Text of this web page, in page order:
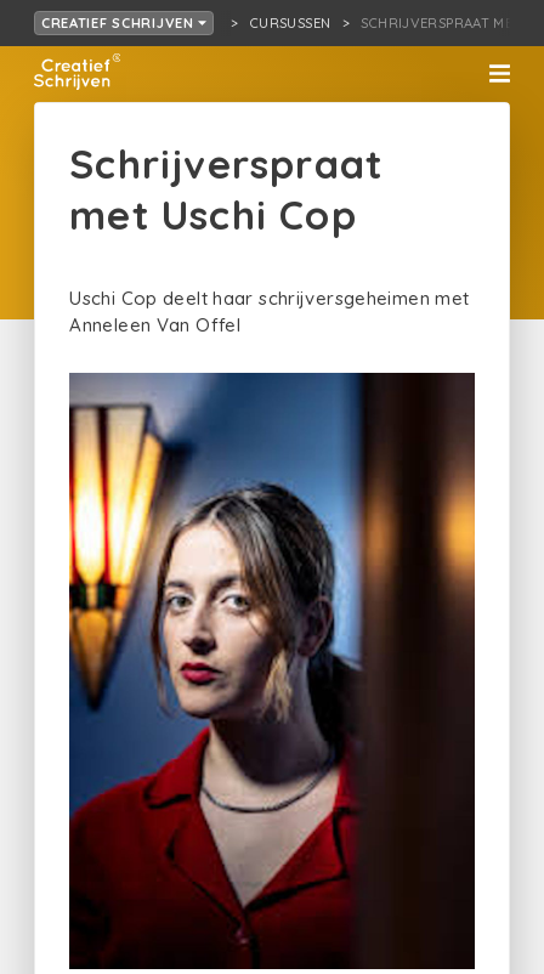
CREATIEF SCHRIJVEN CURSUSSEN SCHRIJVERSPRAAT MET
Schrijverspraat
met Uschi Cop
Uschi Cop deelt haar schrijversgeheimen met
Anneleen Van Offel